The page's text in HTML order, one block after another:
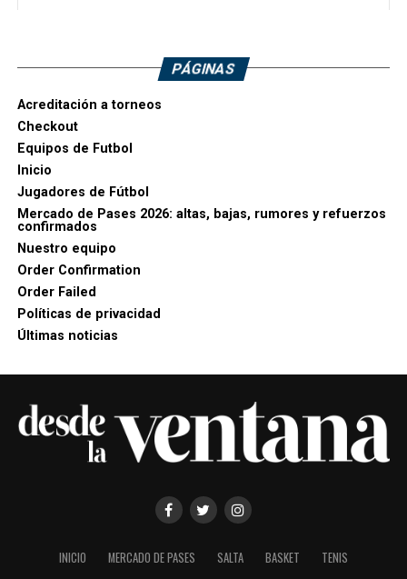
PÁGINAS
Acreditación a torneos
Checkout
Equipos de Futbol
Inicio
Jugadores de Fútbol
Mercado de Pases 2026: altas, bajas, rumores y refuerzos
confirmados
Nuestro equipo
Order Confirmation
Order Failed
Políticas de privacidad
Últimas noticias
INICIO MERCADO DE PASES SALTA BASKET TENIS